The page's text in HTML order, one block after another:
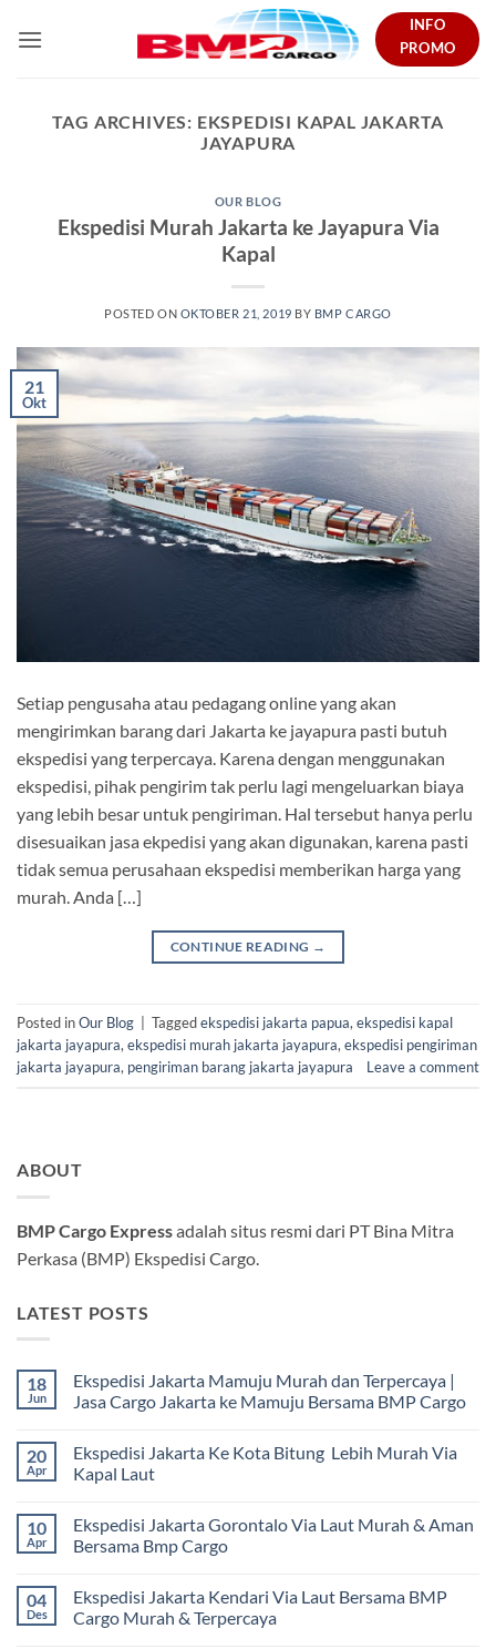
INFO
PROMO
TAG ARCHIVES: EKSPEDISI KAPAL JAKARTA
JAYAPURA
OUR BLOG
Ekspedisi Murah Jakarta ke Jayapura Via
Kapal
POSTED ON OKTOBER 21, 2019 BY BMP CARGO
21
Okt
Setiap pengusaha atau pedagang online yang akan
mengirimkan barang dari Jakarta ke jayapura pasti butuh
ekspedisi yang terpercaya. Karena dengan menggunakan
ekspedisi, pihak pengirim tak perlu lagi mengeluarkan biaya
yang lebih besar untuk pengiriman. Hal tersebut hanya perlu
disesuaikan jasa ekpedisi yang akan digunakan, karena pasti
tidak semua perusahaan ekspedisi memberikan harga yang
murah. Anda […]
CONTINUE READING →
Posted inOur Blog Taggedekspedisi jakarta papua,ekspedisi kapal
jakarta jayapura,ekspedisi murah jakarta jayapura,ekspedisi pengiriman
jakarta jayapura, pengiriman barang jakarta jayapura Leave a comment
ABOUT
BMP Cargo Expressadalah situs resmi dari PT Bina Mitra
Perkasa (BMP) Ekspedisi Cargo.
LATEST POSTS
18
Jun
Ekspedisi Jakarta Mamuju Murah dan Terpercaya |
Jasa Cargo Jakarta ke Mamuju Bersama BMP Cargo
komentar
pada
Ekspedisi
Murah
dan
Terpercaya
Cargo
Jakarta
ke
20
Apr
Ekspedisi Jakarta Ke Kota Bitung Lebih Murah Via
Kapal Laut
komentar
pada
Ekspedisi
Kota
Bitung
Lebih
10
Apr
Ekspedisi Jakarta Gorontalo Via Laut Murah & Aman
Bersama Bmp Cargo
komentar
pada
Ekspedisi
04
Des
Ekspedisi Jakarta Kendari Via Laut Bersama BMP
Cargo Murah & Terpercaya